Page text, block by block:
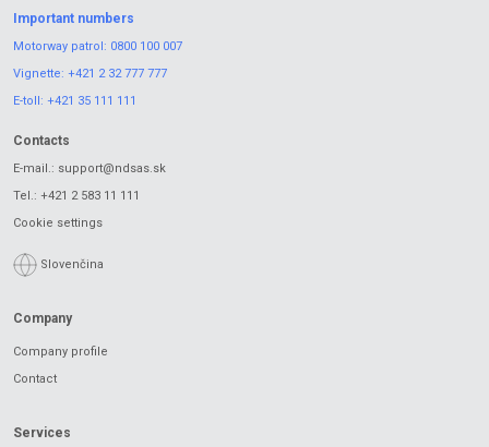
Important numbers
Motorway patrol: 0800 100 007
Vignette: +421 2 32 777 777
E-toll: +421 35 111 111
Contacts
E-mail.: support@ndsas.sk
Tel.: +421 2 583 11 111
Cookie settings
Slovenčina
Company
Company profile
Contact
Services